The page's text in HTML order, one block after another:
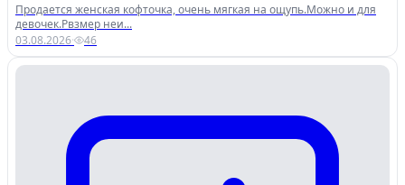
Продается женская кофточка, очень мягкая на ощупь.Можно и для
девочек.Рвзмер неи...
03.08.2026· 46